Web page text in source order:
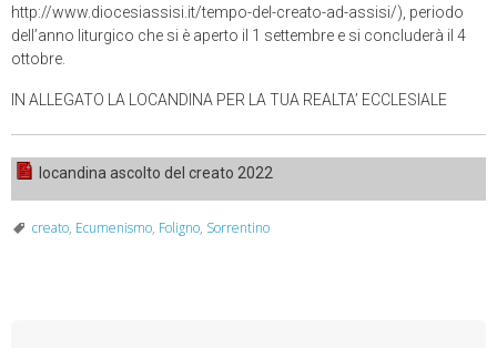
http://www.diocesiassisi.it/tempo-del-creato-ad-assisi/), periodo
dell’anno liturgico che si è aperto il 1 settembre e si concluderà il 4
ottobre.
IN ALLEGATO LA LOCANDINA PER LA TUA REALTA’ ECCLESIALE
locandina ascolto del creato 2022
creato, Ecumenismo, Foligno, Sorrentino